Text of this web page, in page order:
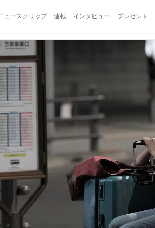
ュースクリップ 連載 インタビュー プレゼント